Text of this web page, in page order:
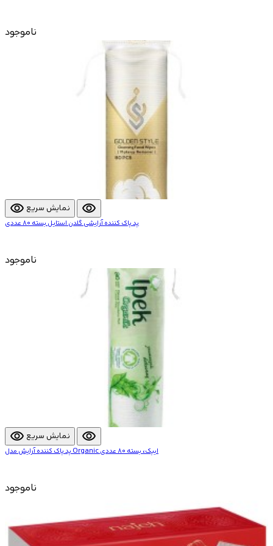
ناموجود
visibility نمایش سریع visibility
پد پاک کننده آرایشی گلدن استایل بسته 80 عددی
ناموجود
visibility نمایش سریع visibility
پد پاک کننده آرایش مدل Organic ایپک، بسته 80 عددی
ناموجود